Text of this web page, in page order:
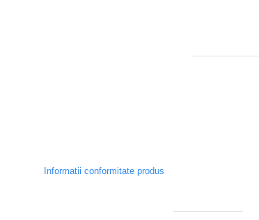
Informatii conformitate produs